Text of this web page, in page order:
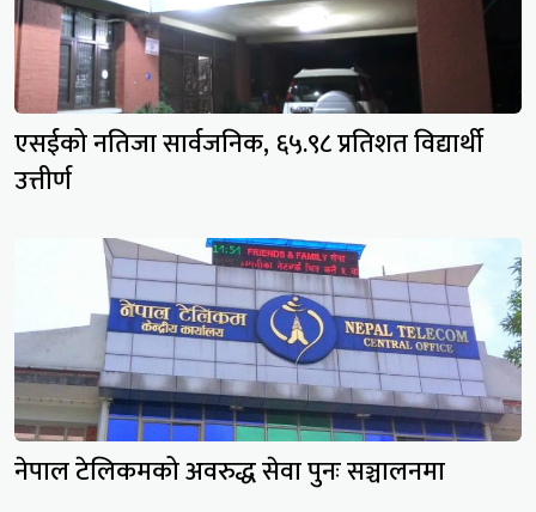
एसईको नतिजा सार्वजनिक, ६५.९८ प्रतिशत विद्यार्थी
उत्तीर्ण
नेपाल टेलिकमको अवरुद्ध सेवा पुनः सञ्चालनमा